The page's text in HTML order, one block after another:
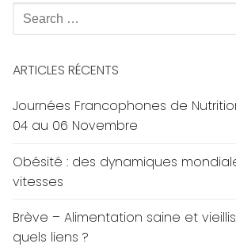
Rechercher
:
ARTICLES RÉCENTS
Journées Francophones de
04 au 06 Novembre
Obésité : des dynamiques
vitesses
Brève – Alimentation saine et
quels liens ?